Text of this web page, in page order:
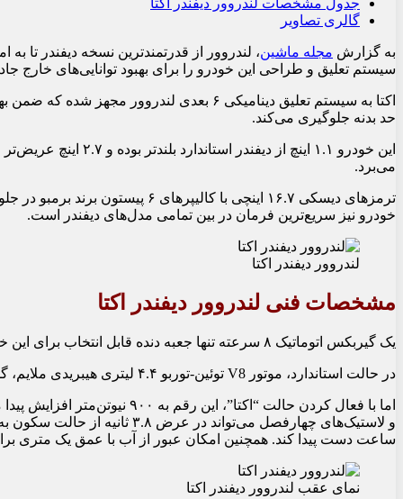
گالری تصاویر
به گزارش مجله ماشین، لندروور از قدرتمندترین نسخه دیفندر تا به
سیستم تعلیق و طراحی این خودرو را برای بهبود توانایی‌های خارج
اکتا به سیستم تعلیق دینامیکی ۶ بعدی
حد بدنه جلوگیری می‌کند.
این خودرو ۱.۱ اینچ
می‌برد.
ترمزهای دیسکی ۱۶.۷ اینچی با
خودرو نیز سریع‌ترین فرمان در بین تمامی مدل‌های دیفندر است.
لندروور دیفندر اکتا
مشخصات فنی لندروور دیفندر اکتا
یک گیربکس اتوماتیک ۸ سرعته تنها جعبه دنده قابل انتخاب برای این خودرو است.
در حالت استاندارد، موتور V8 توئین-توربو ۴.۴ لیتری هیبریدی ملایم، گشتاور ۸۵۰ نیوتن‌متر را ارائه می‌دهد.
ساعت دست پیدا کند. همچنین امکان عبور از آب با عمق یک متری
نمای عقب لندروور دیفندر اکتا